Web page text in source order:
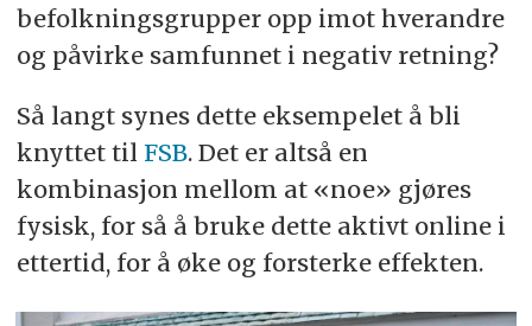
befolkningsgrupper opp imot hverandre
og påvirke samfunnet i negativ retning?
Så langt synes dette eksempelet å bli
knyttet til FSB. Det er altså en
kombinasjon mellom at «noe» gjøres
fysisk, for så å bruke dette aktivt online i
ettertid, for å øke og forsterke effekten.